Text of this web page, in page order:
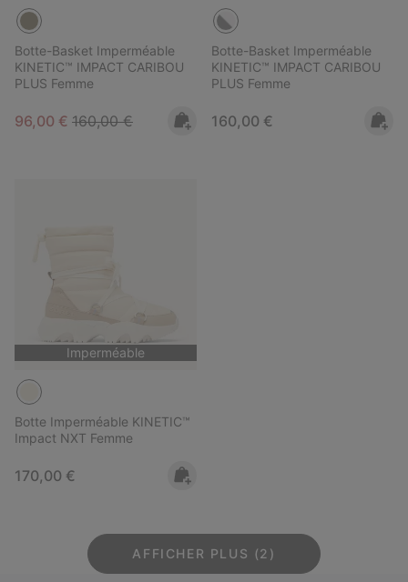
Botte-Basket Imperméable
KINETIC™ IMPACT CARIBOU
PLUS Femme
Sale price:
96,00 € Regular price:
160,00 €
Botte-Basket Imperméable
KINETIC™ IMPACT CARIBOU
PLUS Femme
Regular price:
160,00 €
Imperméable
Botte Imperméable KINETIC™
Impact NXT Femme
Regular price:
170,00 €
AFFICHER PLUS (2)